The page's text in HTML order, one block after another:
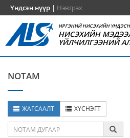
Үндсэн нүүр | Нэвтрэх
ИРГЭНИЙ НИСЭХИЙН
НИСЭХИЙН
ҮЙЛЧИЛГЭЭНИЙ
NOTAM
ЖАГСААЛТ ХҮСНЭГТ